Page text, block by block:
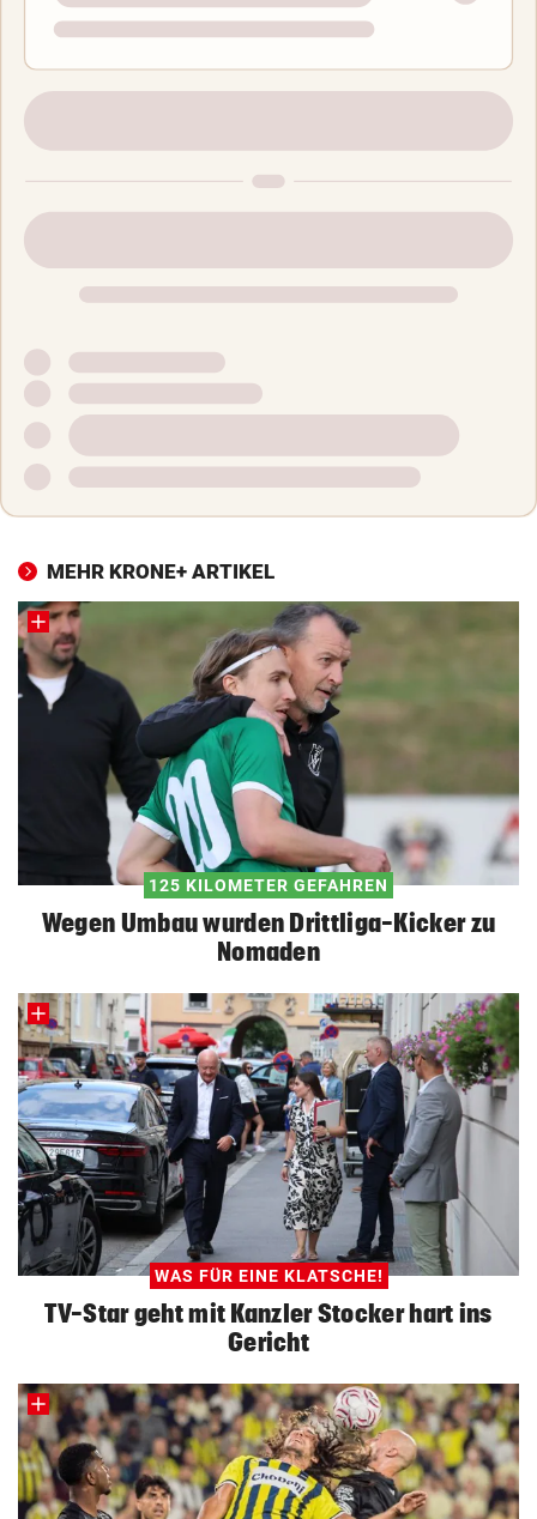
MEHR KRONE+ ARTIKEL
125 KILOMETER GEFAHREN
Wegen Umbau wurden Drittliga-Kicker zu
Nomaden
WAS FÜR EINE KLATSCHE!
TV-Star geht mit Kanzler Stocker hart ins
Gericht